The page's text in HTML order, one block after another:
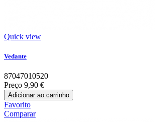
Quick view
Vedante
87047010520
Preço 9,90 €
Adicionar ao carrinho
Favorito
Comparar